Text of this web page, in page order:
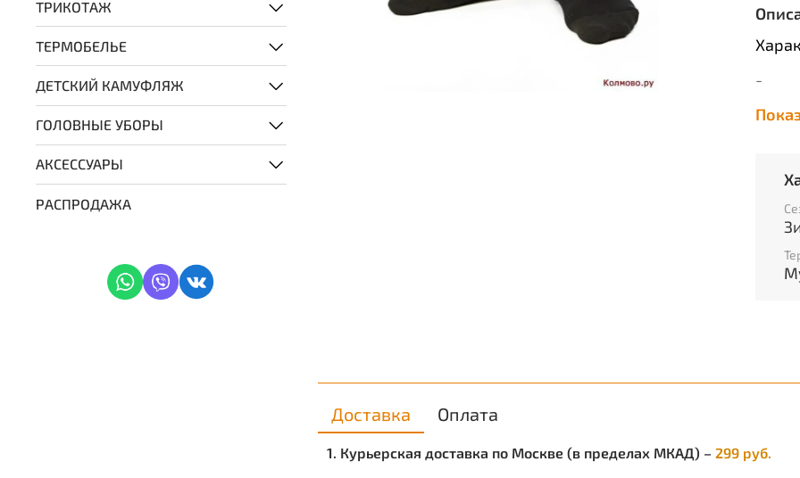
-
Доставка Оплата
1. Курьерская доставка по Москве (в пределах МКАД) – 299 руб.
ТРИКОТАЖ
ТЕРМОБЕЛЬЕ
ДЕТСКИЙ КАМУФЛЯЖ
ГОЛОВНЫЕ УБОРЫ
АКСЕССУАРЫ
РАСПРОДАЖА